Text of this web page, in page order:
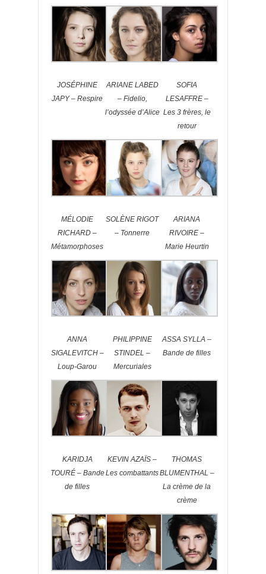
JOSÉPHINE
JAPY – Respire
ARIANE LABED
– Fidelio,
l’odyssée d’Alice
SOFIA
LESAFFRE –
Les 3 frères, le
retour
MÉLODIE
RICHARD –
Métamorphoses
SOLÈNE RIGOT
– Tonnerre
ARIANA
RIVOIRE –
Marie Heurtin
ANNA
SIGALEVITCH –
Loup-Garou
PHILIPPINE
STINDEL –
Mercuriales
ASSA SYLLA –
Bande de filles
KARIDJA
TOURÉ – Bande
de filles
KEVIN AZAÏS –
Les combattants
THOMAS
BLUMENTHAL –
La crème de la
crème